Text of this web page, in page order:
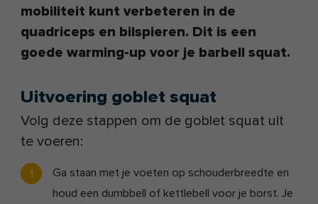
mobiliteit kunt verbeteren in de
quadriceps en bilspieren. Dit is een
goede warming-up voor je barbell squat.
Uitvoering goblet squat
Volg deze stappen om de goblet squat uit
te voeren:
Ga staan met je voeten op schouderbreedte en
houd een dumbbell of kettlebell voor je borst. Je